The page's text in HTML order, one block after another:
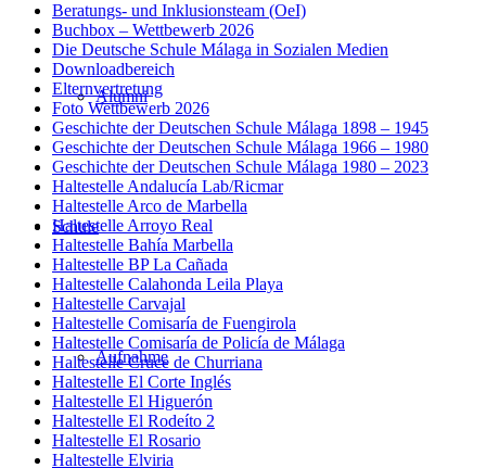
Alumni
Schule
Aufnahme
Beratungs- und Inklusionsteam (OeI)
Buchbox – Wettbewerb 2026
Die Deutsche Schule Málaga in Sozialen Medien
Downloadbereich
Elternvertretung
Foto Wettbewerb 2026
Geschichte der Deutschen Schule Málaga 1898 – 1945
Geschichte der Deutschen Schule Málaga 1966 – 1980
Geschichte der Deutschen Schule Málaga 1980 – 2023
Haltestelle Andalucía Lab/Ricmar
Haltestelle Arco de Marbella
Haltestelle Arroyo Real
Haltestelle Bahía Marbella
Haltestelle BP La Cañada
Haltestelle Calahonda Leila Playa
Haltestelle Carvajal
Haltestelle Comisaría de Fuengirola
Haltestelle Comisaría de Policía de Málaga
Haltestelle Cruce de Churriana
Haltestelle El Corte Inglés
Haltestelle El Higuerón
Haltestelle El Rodeíto 2
Haltestelle El Rosario
Haltestelle Elviria